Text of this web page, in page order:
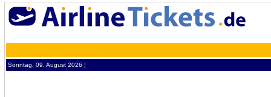
Sonntag, 09. August 2026 ¦